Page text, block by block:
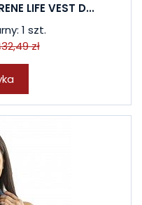
LIFE VEST D...
1 szt.
zł